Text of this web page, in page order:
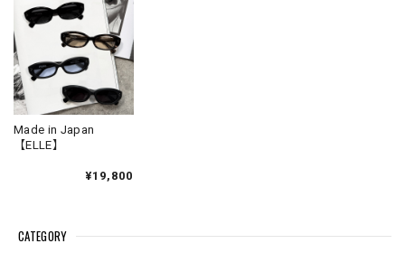
Made in Japan
【ELLE】
¥19,800
CATEGORY